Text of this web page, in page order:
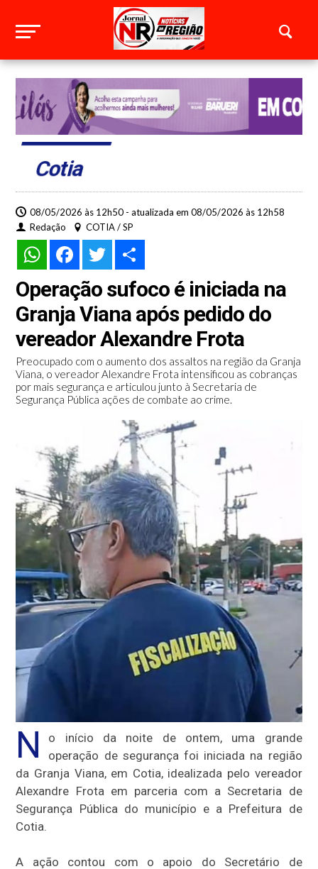
Cotia
08/05/2026 às 12h50 - atualizada em 08/05/2026 às 12h58
Redação
COTIA / SP
WhatsAppFacebookTwitter
Operação sufoco é iniciada na
Granja Viana após pedido do
vereador Alexandre Frota
Preocupado com o aumento dos assaltos na região da Granja
Viana, o vereador Alexandre Frota intensificou as cobranças
por mais segurança e articulou junto à Secretaria de
Segurança Pública ações de combate ao crime.
N
o início da noite de ontem, uma grande
operação de segurança foi iniciada na região
da Granja Viana, em Cotia, idealizada pelo vereador
Alexandre Frota em parceria com a Secretaria de
Segurança Pública do município e a Prefeitura de
Cotia.
A ação contou com o apoio do Secretário de